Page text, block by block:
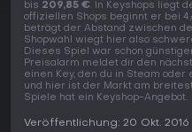
bis 209,85 €. In Keyshops liegt
offiziellen Shops beginnt er bei
beträgt der Abstand zwischen
Shopwahl wiegt hier also
Dieses Spiel war schon
Preisalarm meldet dir den
einen Key, den du in Steam
und hier ist der Markt am
Spiele hat ein Keyshop-Angebot.
Veröffentlichung: 20 Okt. 2016